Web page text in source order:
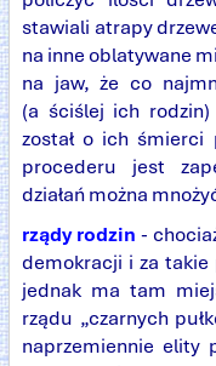
stawiali atrapy
na inne oblatywane
na jaw, że co
(a ściślej ich
został o ich śmierci
procederu jest
działań można
rządy rodzin -
demokracji i za
jednak ma tam
rządu „czarnych
naprzemiennie elity